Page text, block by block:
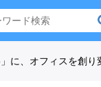
に、オフィスを創り